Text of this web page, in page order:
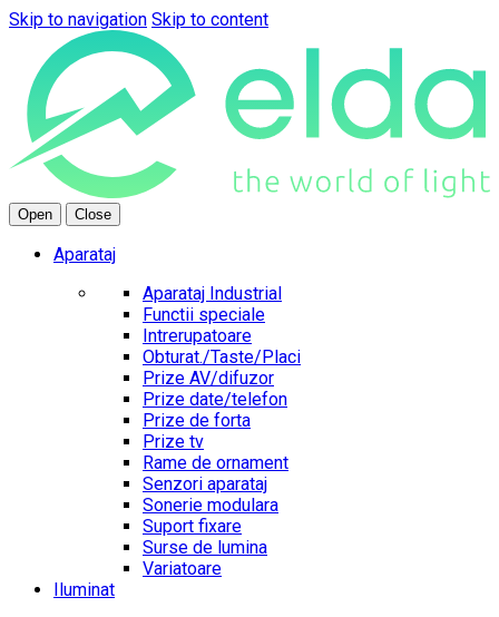
Skip to navigation Skip to content
Open Close
Aparataj
Aparataj Industrial
Functii speciale
Intrerupatoare
Obturat./Taste/Placi
Prize AV/difuzor
Prize date/telefon
Prize de forta
Prize tv
Rame de ornament
Senzori aparataj
Sonerie modulara
Suport fixare
Surse de lumina
Variatoare
Iluminat